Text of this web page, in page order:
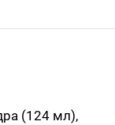
(124 мл),